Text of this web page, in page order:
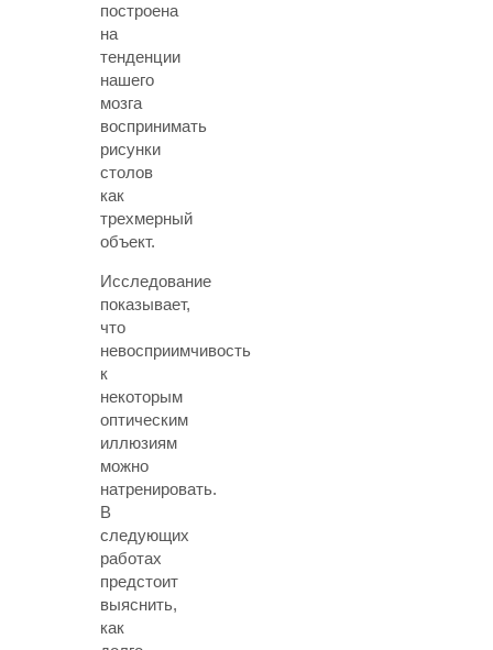
построена
на
тенденции
нашего
мозга
воспринимать
рисунки
столов
как
трехмерный
объект.
Исследование
показывает,
что
невосприимчивость
к
некоторым
оптическим
иллюзиям
можно
натренировать.
В
следующих
работах
предстоит
выяснить,
как